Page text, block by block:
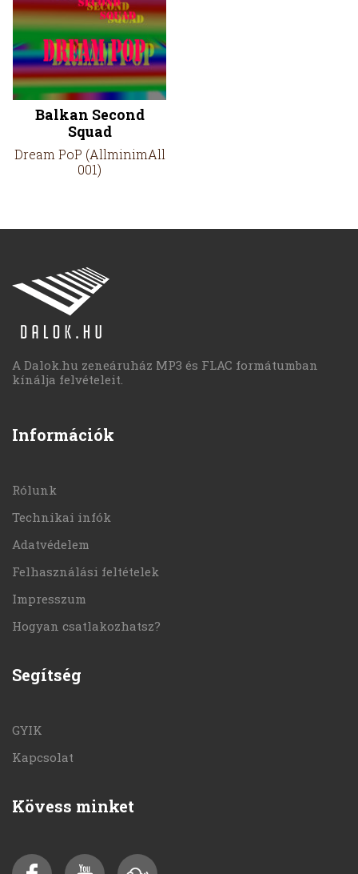
Balkan Second
Squad
Dream PoP (AllminimAll
001)
A Dalok.hu zeneáruház MP3 és FLAC formátumban
kínálja felvételeit.
Információk
Rólunk
Technikai infók
Adatvédelem
Felhasználási feltételek
Impresszum
Hogyan csatlakozhatsz?
Segítség
GYIK
Kapcsolat
Kövess minket